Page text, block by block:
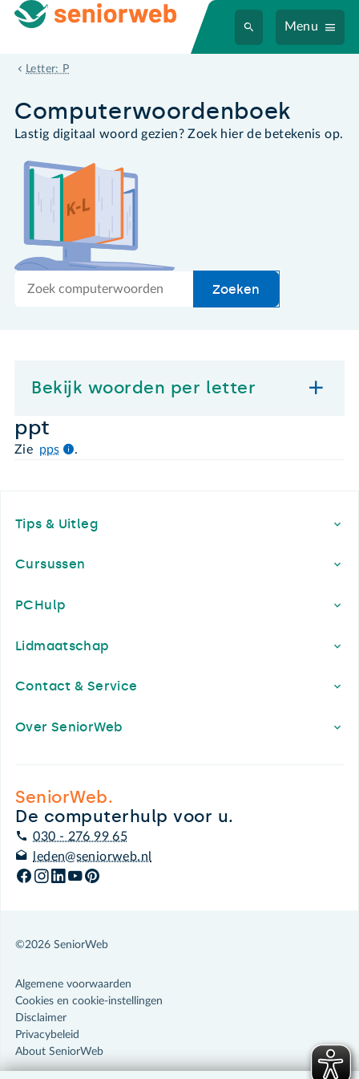
Menu
Letter: P
ppt
Computer­woordenboek
Lastig digitaal woord gezien? Zoek hier de betekenis op.
Zoek
Zoeken
Bekijk woorden per letter
ppt
Zie pps .
Tips & Uitleg
Cursussen
PCHulp
Lidmaatschap
Contact & Service
Over SeniorWeb
SeniorWeb.
De computerhulp voor u.
030 - 276 99 65
leden@seniorweb.nl
©2026 SeniorWeb
Algemene voorwaarden
Cookies en cookie-instellingen
Disclaimer
Privacybeleid
About SeniorWeb